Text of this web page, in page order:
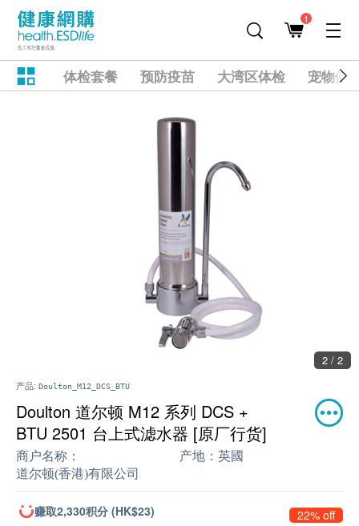
1
体检套餐 预防疫苗 大湾区体检 宠物健
2 / 2
产品: Doulton_M12_DCS_BTU
Doulton 道尔顿 M12 系列 DCS +
BTU 2501 台上式滤水器 [原厂行货]
商户名称：
道尔顿(香港)有限公司
产地： 英國
赚取2,330积分 (HK$23) 22% off